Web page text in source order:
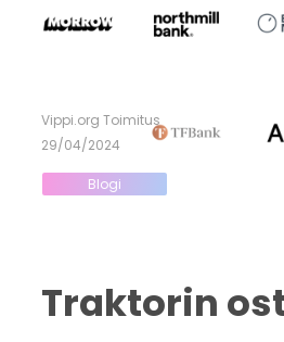
Vippi.org Toimitus
29/04/2024
Blogi
Traktorin